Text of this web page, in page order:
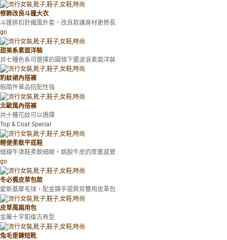
修飾改良斗篷大衣
斗篷排扣針織風外套，改良款讓身材更修長
go
甜美系素面洋裝
共七種色系可選擇的圓領下擺波浪素面洋裝
豹紋裙內搭褲
假兩件單品搭配性強
北歐風內搭褲
共十種花紋可以選擇
Top & Coat Special
輕便柔軟平底鞋
縫線牛津鞋柔軟細緻，跳脫牛皮的厚重感覺
go
冬必備皮草包款
愛斯基摩毛球，配金鍊手提肩背雙用皮革包
皮草風兩用包
金屬十字釦復古有型
兔毛垂鍊短靴